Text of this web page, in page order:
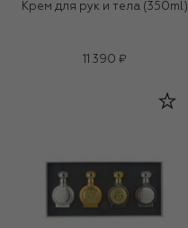
Крем для рук и тела (350ml)
11 390 ₽